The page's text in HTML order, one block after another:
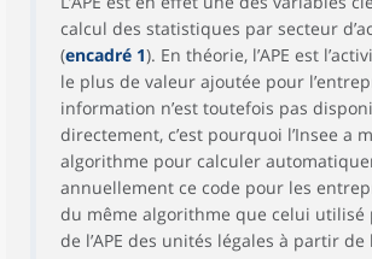
calcul des statistiques par secteur
(encadré 1). En théorie, l’APE est
le plus de valeur ajoutée pour
information n’est toutefois pas
directement, c’est pourquoi l’Insee a
algorithme pour calculer
annuellement ce code pour les
du même algorithme que celui utilisé
de l’APE des unités légales à partir